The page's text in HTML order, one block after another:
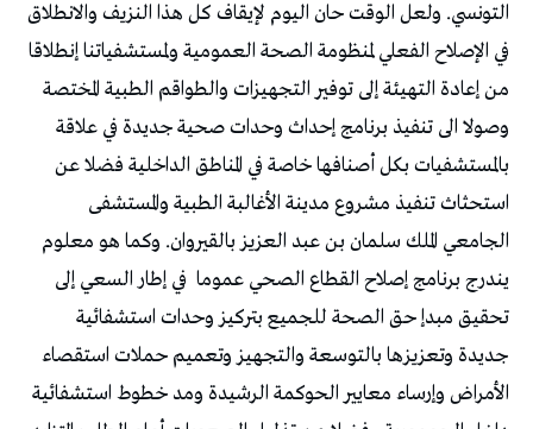
التونسي. ولعل الوقت حان اليوم لإيقاف كل هذا النزيف والانطلاق
في الإصلاح الفعلي لمنظومة الصحة العمومية ولمستشفياتنا إنطلاقا
من إعادة التهيئة إلى توفير التجهيزات والطواقم الطبية المختصة
وصولا الى تنفيذ برنامج إحداث وحدات صحية جديدة في علاقة
بالمستشفيات بكل أصنافها خاصة في المناطق الداخلية فضلا عن
استحثاث تنفيذ مشروع مدينة الأغالبة الطبية والمستشفى
الجامعي الملك سلمان بن عبد العزيز بالقيروان. وكما هو معلوم
يندرج برنامج إصلاح القطاع الصحي عموما في إطار السعي إلى
تحقيق مبدإ حق الصحة للجميع بتركيز وحدات استشفائية
جديدة وتعزيزها بالتوسعة والتجهيز وتعميم حملات استقصاء
الأمراض وإرساء معايير الحوكمة الرشيدة ومد خطوط استشفائية